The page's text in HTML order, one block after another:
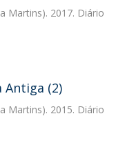
Martins). 2017. Diário
Antiga (2)
Martins). 2015. Diário